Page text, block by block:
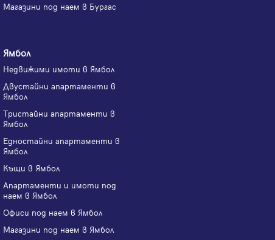
Магазини под наем в Бургас
Ямбол
Недвижими имоти в Ямбол
Двустайни апартаменти в
Ямбол
Тристайни апартаменти в
Ямбол
Едностайни апартаменти в
Ямбол
Къщи в Ямбол
Апартаменти и имоти под
наем в Ямбол
Офиси под наем в Ямбол
Магазини под наем в Ямбол